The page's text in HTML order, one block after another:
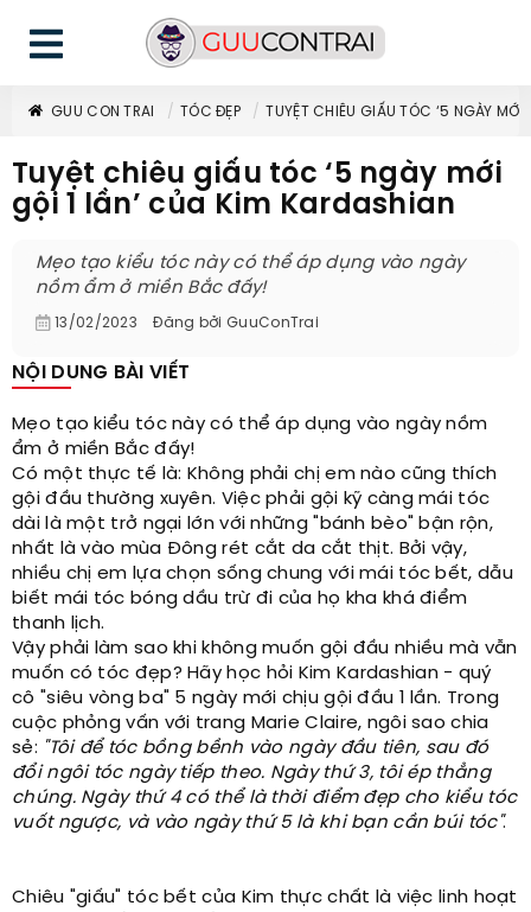
GUU CON TRAI TÓC ĐẸP TUYỆT CHIÊU GIẤU TÓC ‘5 NGÀY MỚI
Tuyệt chiêu giấu tóc ‘5 ngày mới
gội 1 lần’ của Kim Kardashian
Mẹo tạo kiểu tóc này có thể áp dụng vào ngày
nồm ẩm ở miền Bắc đấy!
13/02/2023 Đăng bởi GuuConTrai
NỘI DUNG BÀI VIẾT
Mẹo tạo kiểu tóc này có thể áp dụng vào ngày nồm
ẩm ở miền Bắc đấy!
Có một thực tế là: Không phải chị em nào cũng thích
gội đầu thường xuyên. Việc phải gội kỹ càng mái tóc
dài là một trở ngại lớn với những "bánh bèo" bận rộn,
nhất là vào mùa Đông rét cắt da cắt thịt. Bởi vậy,
nhiều chị em lựa chọn sống chung với mái tóc bết, dẫu
biết mái tóc bóng dầu trừ đi của họ kha khá điểm
thanh lịch.
Vậy phải làm sao khi không muốn gội đầu nhiều mà vẫn
muốn có tóc đẹp? Hãy học hỏi Kim Kardashian - quý
cô "siêu vòng ba" 5 ngày mới chịu gội đầu 1 lần. Trong
cuộc phỏng vấn với trang Marie Claire, ngôi sao chia
sẻ: "Tôi để tóc bồng bềnh vào ngày đầu tiên, sau đó
đổi ngôi tóc ngày tiếp theo. Ngày thứ 3, tôi ép thẳng
chúng. Ngày thứ 4 có thể là thời điểm đẹp cho kiểu tóc
vuốt ngược, và vào ngày thứ 5 là khi bạn cần búi tóc".
Chiêu "giấu" tóc bết của Kim thực chất là việc linh hoạt